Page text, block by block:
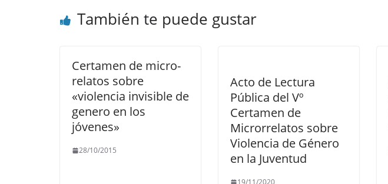
También te puede gustar
Certamen de micro-
relatos sobre
«violencia invisible de
genero en los
jóvenes»
28/10/2015
Acto de Lectura
Pública del Vº
Certamen de
Microrrelatos sobre
Violencia de Género
en la Juventud
19/11/2020